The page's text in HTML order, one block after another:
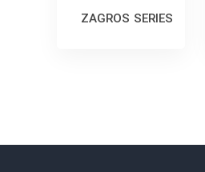
ZAGROS SERIES